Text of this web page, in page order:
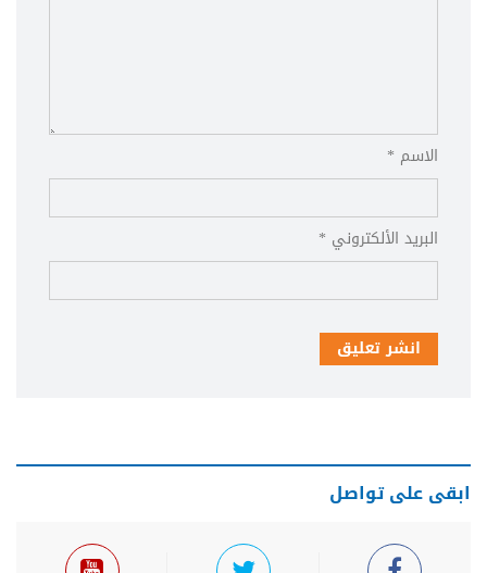
الاسم *
البريد الألكتروني *
انشر تعليق
ابقى على تواصل